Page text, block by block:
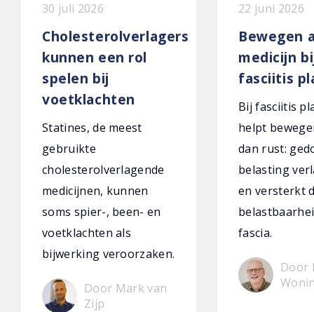
30 juli 2026
Cholesterolverlagers
kunnen een rol
spelen bij
voetklachten
Statines, de meest
gebruikte
cholesterolverlagende
medicijnen, kunnen
soms spier-, been- en
voetklachten als
bijwerking veroorzaken.
Door Mark van
Zijp
22 juni 2026
Bewegen
medicijn
fasciitis
Bij fasciitis
helpt
dan rust:
belasting
en versterkt
fascia.
Door